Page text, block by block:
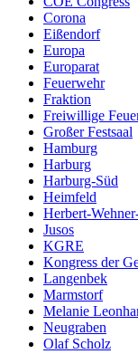
Corona
Eißendorf
Europa
Europarat
Feuerwehr
Fraktion
Freiwillige
Großer Festsaal
Hamburg
Harburg
Harburg-Süd
Heimfeld
Herbert-
Jusos
KGRE
Kongress der
Langenbek
Marmstorf
Melanie
Neugraben
Olaf Scholz